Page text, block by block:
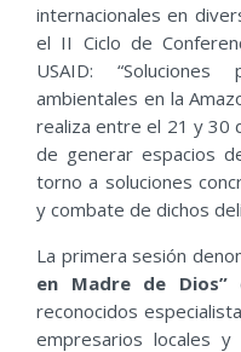
internacionales en
el II Ciclo de
USAID:
ambientales en la
realiza entre el 21 y 30
de generar espacios
torno a soluciones
y combate de dichos
La primera sesión
en Madre de Dios”
reconocidos
empresarios locales